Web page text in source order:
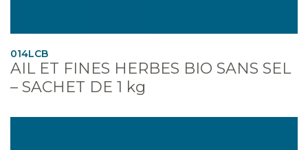
014LCB
AIL ET FINES HERBES BIO SANS SEL
– SACHET DE 1 kg